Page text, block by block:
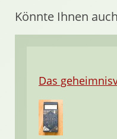
Könnte Ihnen
Das